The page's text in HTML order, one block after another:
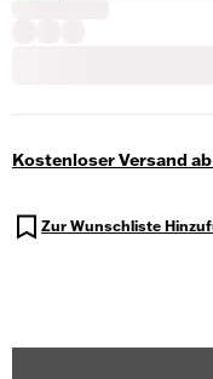
Kostenloser Versand
Zur Wunschliste